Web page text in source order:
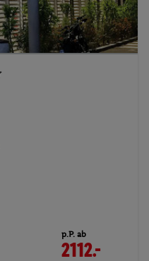
p.P. ab
2112.-